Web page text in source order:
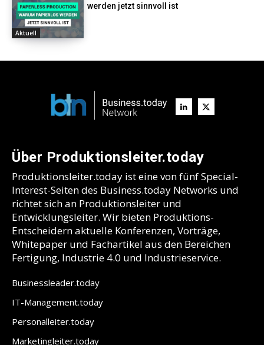
Aktuell
werden jetzt sinnvoll ist
Über Produktionsleiter.today
Produktionsleiter.today ist eine von fünf Special-
Interest-Seiten des Business.today Networks und
richtet sich an Produktionsleiter und
Entwicklungsleiter. Wir bieten Produktions-
Entscheidern aktuelle Konferenzen, Vorträge,
Whitepaper und Fachartikel aus den Bereichen
Fertigung, Industrie 4.0 und Industrieservice.
Businessleader.today
IT-Management.today
Personalleiter.today
Marketingleiter.today